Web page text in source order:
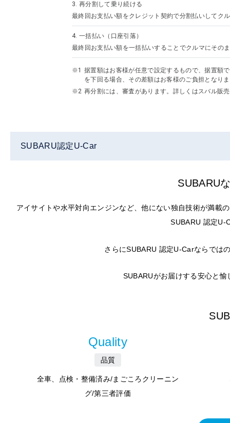
3. 再分割して乗り続ける
最終回お支払い額をクレジット契約で分割払いしてク
4. 一括払い（口座引落）
最終回お支払い額を一括払いすることでクルマにその
据置額はお客様が任意で設定するもので、据置額
を下回る場合、その差額はお客様のご負担となり
再分割には、審査があります。詳しくはスバル販
SUBARU認定U-Car
SUBARU
アイサイトや水平対向エンジンなど、他にない独自技術が満載
SUBARU 認定U-
さらにSUBARU 認定U-Carならでは
SUBARUがお届けする安心と
Quality
品質
全車、点検・整備済み/まごころクリーニン
グ/第三者評価